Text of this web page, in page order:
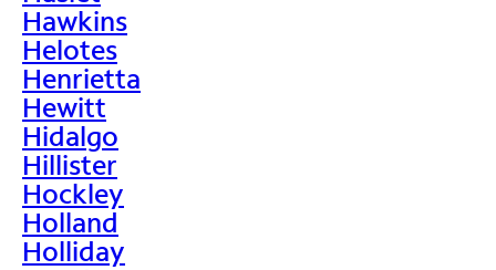
Hawkins
Helotes
Henrietta
Hewitt
Hidalgo
Hillister
Hockley
Holland
Holliday